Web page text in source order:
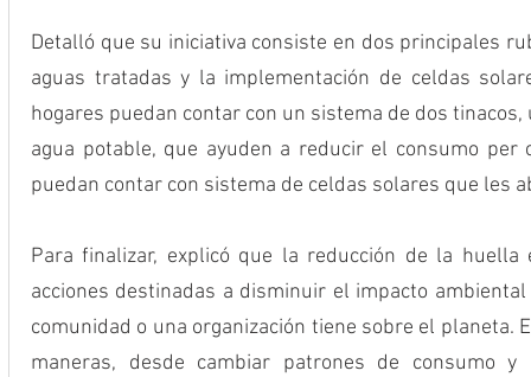
Detalló que su iniciativa consiste en dos principales
aguas tratadas y la implementación de celdas
hogares puedan contar con un sistema de dos
agua potable, que ayuden a reducir el consumo per
puedan contar con sistema de celdas solares que les
Para finalizar, explicó que la reducción de la huella
acciones destinadas a disminuir el impacto
comunidad o una organización tiene sobre el planeta.
maneras, desde cambiar patrones de consumo y